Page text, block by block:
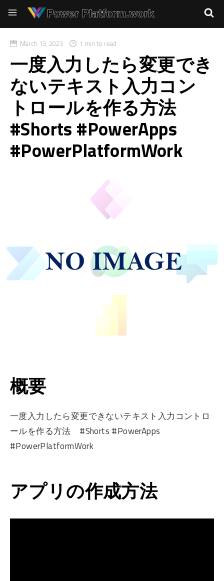
March 13, 2023 1 min to read
一度入力したら変更でき
ないテキスト入力コン
トロールを作る方法
#Shorts #PowerApps
#PowerPlatformWork
概要
一度入力したら変更できないテキスト入力コントロ
ールを作る方法 #Shorts #PowerApps
#PowerPlatformWork
アプリの作成方法